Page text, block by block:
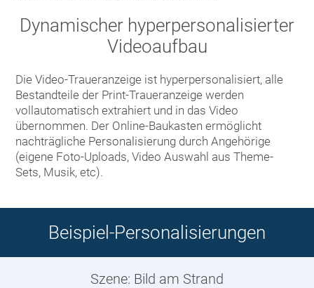
Dynamischer hyperpersonalisierter
Videoaufbau
Die Video-Traueranzeige ist hyperpersonalisiert, alle
Bestandteile der Print-Traueranzeige werden
vollautomatisch extrahiert und in das Video
übernommen. Der Online-Baukasten ermöglicht
nachträgliche Personalisierung durch Angehörige
(eigene Foto-Uploads, Video Auswahl aus Theme-
Sets, Musik, etc).
Beispiel-Personalisierungen
Szene: Bild am Strand